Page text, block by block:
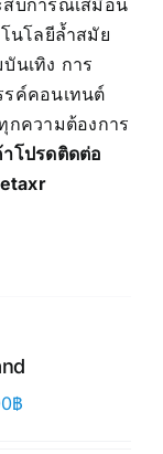
บการณ์เสมือน
นโลยีล้ำสมัย
นเทิง การ
รค์คอนเทนต์
กความต้องการ
โปรดติดต่อ
฿